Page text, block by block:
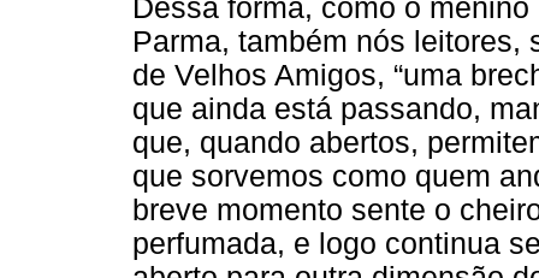
Dessa forma, como o
Parma, também nós leitores,
de Velhos Amigos, “uma
que ainda está passando,
que, quando abertos,
que sorvemos como quem
breve momento sente o
perfumada, e logo continua